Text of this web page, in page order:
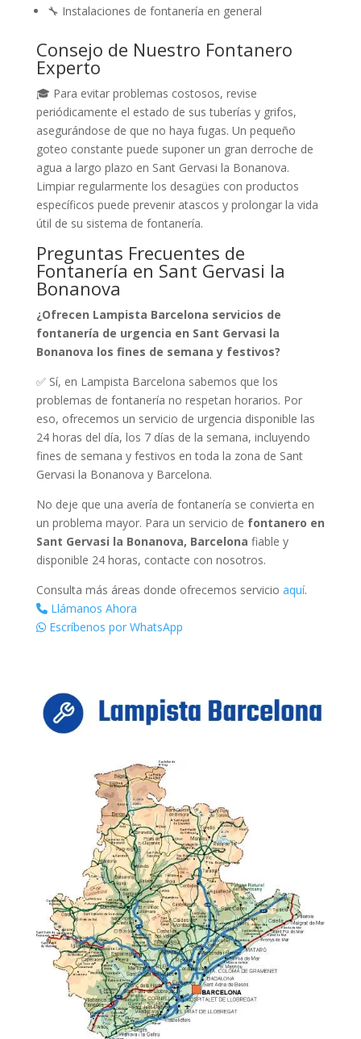
🔧 Instalaciones de fontanería en general
Consejo de Nuestro Fontanero
Experto
🎓 Para evitar problemas costosos, revise
periódicamente el estado de sus tuberías y grifos,
asegurándose de que no haya fugas. Un pequeño
goteo constante puede suponer un gran derroche de
agua a largo plazo en Sant Gervasi la Bonanova.
Limpiar regularmente los desagües con productos
específicos puede prevenir atascos y prolongar la vida
útil de su sistema de fontanería.
Preguntas Frecuentes de
Fontanería en Sant Gervasi la
Bonanova
¿Ofrecen Lampista Barcelona servicios de
fontanería de urgencia en Sant Gervasi la
Bonanova los fines de semana y festivos?
✅ Sí, en Lampista Barcelona sabemos que los
problemas de fontanería no respetan horarios. Por
eso, ofrecemos un servicio de urgencia disponible las
24 horas del día, los 7 días de la semana, incluyendo
fines de semana y festivos en toda la zona de Sant
Gervasi la Bonanova y Barcelona.
No deje que una avería de fontanería se convierta en
un problema mayor. Para un servicio de fontanero en
Sant Gervasi la Bonanova, Barcelona fiable y
disponible 24 horas, contacte con nosotros.
Consulta más áreas donde ofrecemos servicio aquí.
Llámanos Ahora
Escríbenos por WhatsApp